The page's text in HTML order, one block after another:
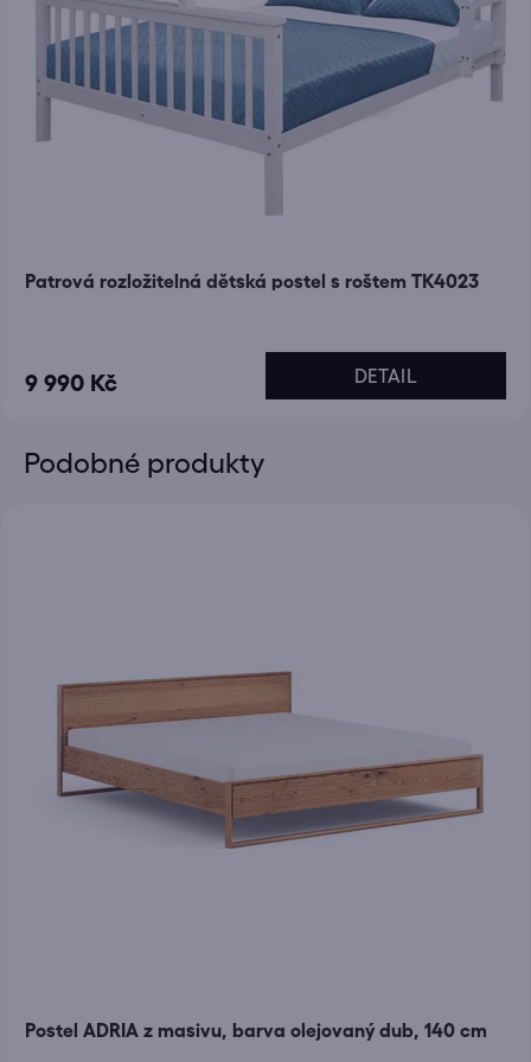
Patrová rozložitelná dětská postel s roštem TK4023
9 990 Kč DETAIL
Podobné produkty
Postel ADRIA z masivu, barva olejovaný dub, 140 cm